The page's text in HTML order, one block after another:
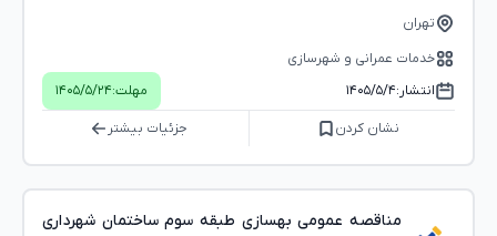
تهران
خدمات عمرانی و شهرسازی
انتشار:۱۴۰۵/۵/۴ مهلت:۱۴۰۵/۵/۲۴
نشان کردن جزئیات بیشتر
مناقصه عمومی بهسازی طبقه سوم ساختمان شهرداری